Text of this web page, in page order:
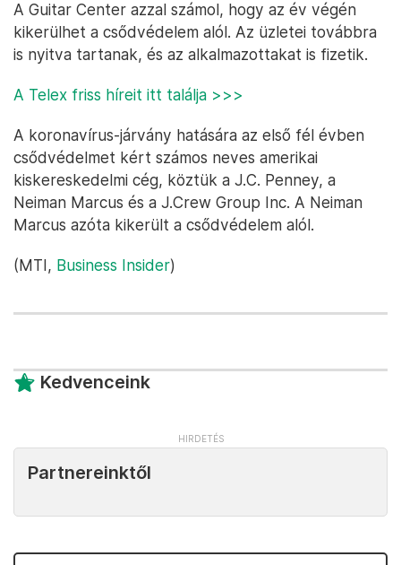
A Guitar Center azzal számol, hogy az év végén
kikerülhet a csődvédelem alól. Az üzletei továbbra
is nyitva tartanak, és az alkalmazottakat is fizetik.
A Telex friss híreit itt találja >>>
A koronavírus-járvány hatására az első fél évben
csődvédelmet kért számos neves amerikai
kiskereskedelmi cég, köztük a J.C. Penney, a
Neiman Marcus és a J.Crew Group Inc. A Neiman
Marcus azóta kikerült a csődvédelem alól.
(MTI, Business Insider)
Kedvenceink
Partnereinktől